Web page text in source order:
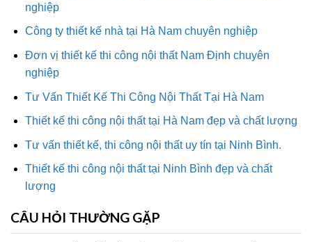
nghiệp
Công ty thiết kế nhà tại Hà Nam chuyên nghiệp
Đơn vị thiết kế thi công nội thất Nam Định chuyên
nghiệp
Tư Vấn Thiết Kế Thi Công Nội Thất Tại Hà Nam
Thiết kế thi công nội thất tại Hà Nam đẹp và chất lượng
Tư vấn thiết kế, thi công nội thất uy tín tại Ninh Bình.
Thiết kế thi công nội thất tại Ninh Bình đẹp và chất
lượng
CÂU HỎI THƯỜNG GẶP